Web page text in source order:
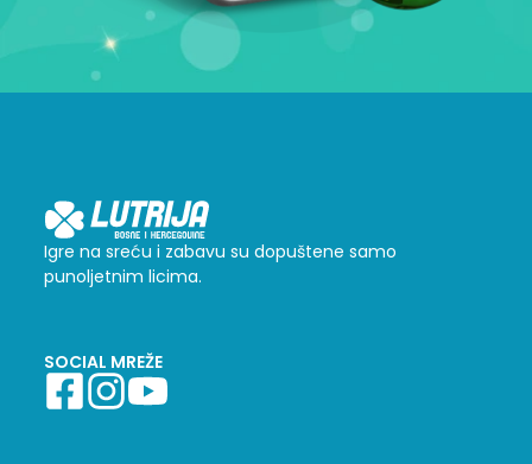
Igre na sreću i zabavu su dopuštene samo
punoljetnim licima.
SOCIAL MREŽE